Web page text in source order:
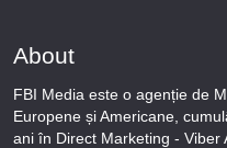
About
FBI Media este o agenție de
Europene și Americane,
ani în Direct Marketing - Viber